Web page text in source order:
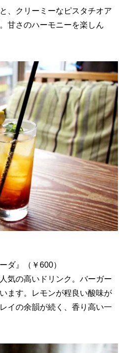
、クリーミーなピスタチオア
甘さのハーモニーを楽しん
ダ』（￥600）
気の高いドリンク。バーガー
ます。レモンが程良い酸味が
イの余韻が続く、香り高い一